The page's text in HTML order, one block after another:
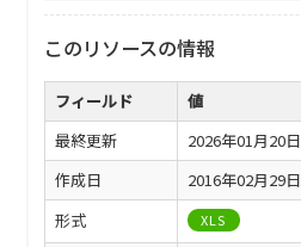
このリソースの情報
フィールド
値
最終更新
2026年01月20日
作成日
2016年02月29日
形式
XLS